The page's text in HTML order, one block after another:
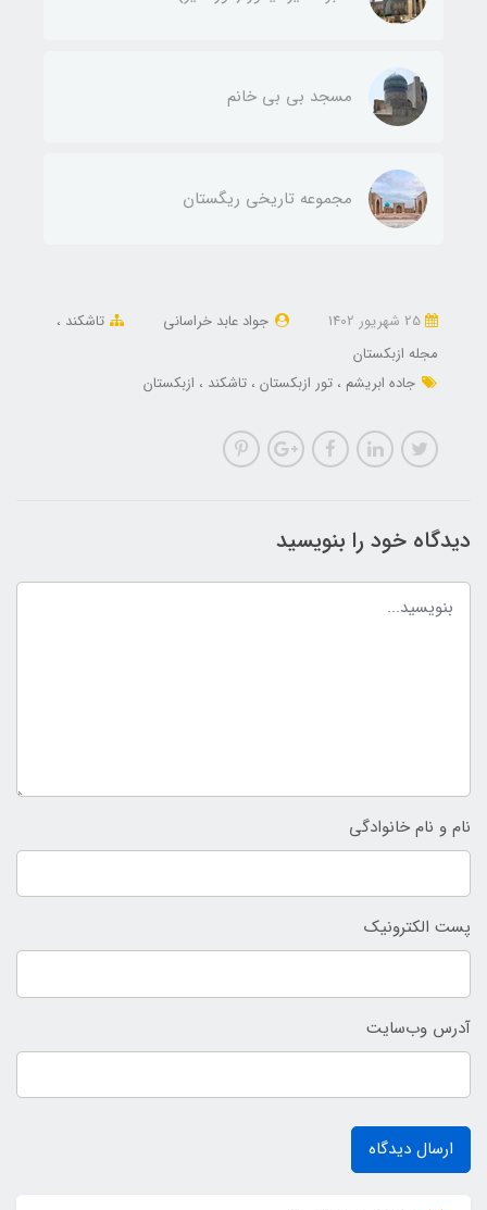
مسجد بی بی خانم
مجموعه تاریخی ریگستان
جواد عابد خراسانی
تاشکند
مجله ازبکستان
جاده ابریشم
تور ازبکستان تاشکند ازبکستان
دیدگاه خود را بنویسید
نام و نام خانوادگی
پست الکترونیک
آدرس وب‌سایت
ارسال دیدگاه